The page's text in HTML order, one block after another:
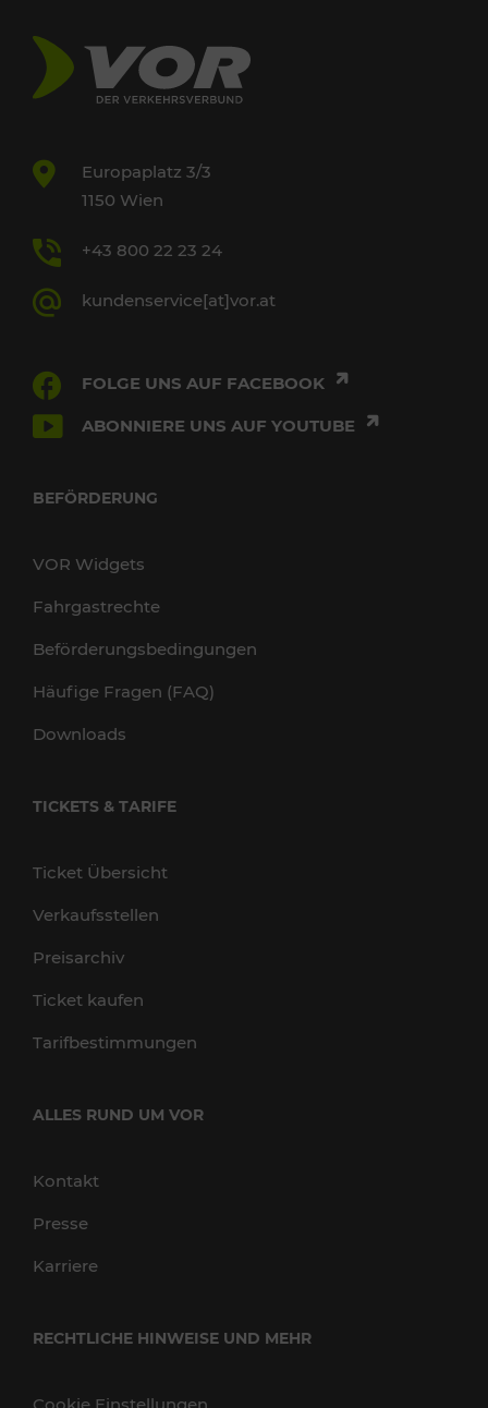
Europaplatz 3/3
1150 Wien
+43 800 22 23 24
kundenservice[at]vor.at
FOLGE UNS AUF FACEBOOK
ABONNIERE UNS AUF YOUTUBE
BEFÖRDERUNG
VOR Widgets
Fahrgastrechte
Beförderungsbedingungen
Häufige Fragen (FAQ)
Downloads
TICKETS & TARIFE
Ticket Übersicht
Verkaufsstellen
Preisarchiv
Ticket kaufen
Tarifbestimmungen
ALLES RUND UM VOR
Kontakt
Presse
Karriere
RECHTLICHE HINWEISE UND MEHR